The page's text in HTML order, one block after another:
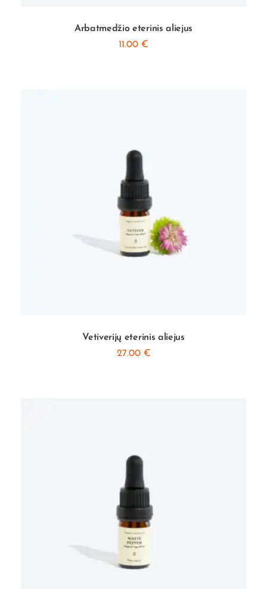
Arbatmedžio eterinis aliejus
11.00 €
Vetiverijų eterinis aliejus
27.00 €